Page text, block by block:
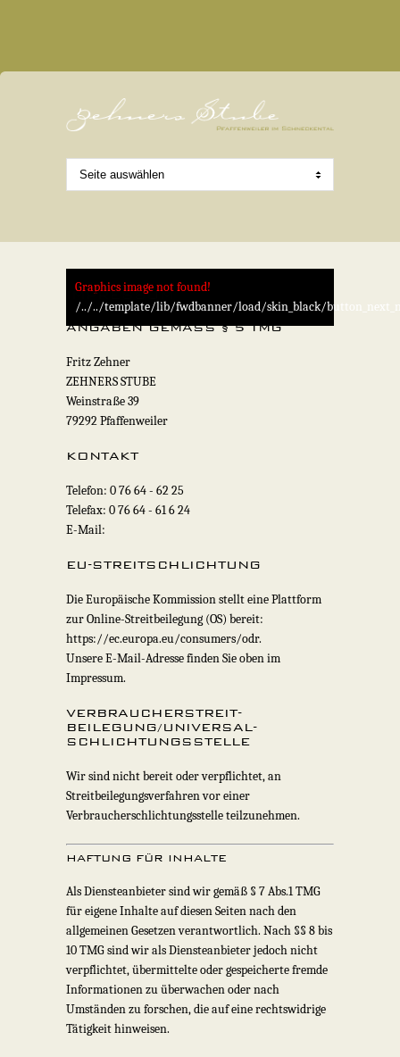
Graphics image not found!
/../../template/lib/fwdbanner/load/skin_black/
IMPRESSUM
ANGABEN GEMÄSS § 5 TMG
Fritz Zehner
ZEHNERS STUBE
Weinstraße 39
79292 Pfaffenweiler
KONTAKT
Telefon: 0 76 64 - 62 25
Telefax: 0 76 64 - 61 6 24
E-Mail:
EU-STREITSCHLICHTUNG
Die Europäische Kommission stellt eine Plattform
zur Online-Streitbeilegung (OS) bereit:
https://ec.europa.eu/consumers/odr.
Unsere E-Mail-Adresse finden Sie oben im
Impressum.
VERBRAUCHER­STREIT­
BEILEGUNG/UNIVERSAL­
SCHLICHTUNGS­STELLE
Wir sind nicht bereit oder verpflichtet, an
Streitbeilegungsverfahren vor einer
Verbraucherschlichtungsstelle teilzunehmen.
HAFTUNG FÜR INHALTE
Als Diensteanbieter sind wir gemäß § 7 Abs.1 TMG
für eigene Inhalte auf diesen Seiten nach den
allgemeinen Gesetzen verantwortlich. Nach §§ 8 bis
10 TMG sind wir als Diensteanbieter jedoch nicht
verpflichtet, übermittelte oder gespeicherte fremde
Informationen zu überwachen oder nach
Umständen zu forschen, die auf eine rechtswidrige
Tätigkeit hinweisen.